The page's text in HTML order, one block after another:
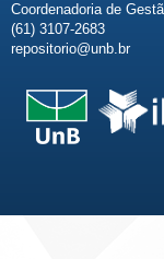
Coordenadoria de
(61) 3107-2683
repositorio@unb.br